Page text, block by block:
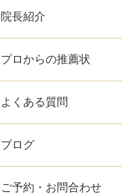
院長紹介
プロからの推薦状
よくある質問
ブログ
ご予約・お問合わせ